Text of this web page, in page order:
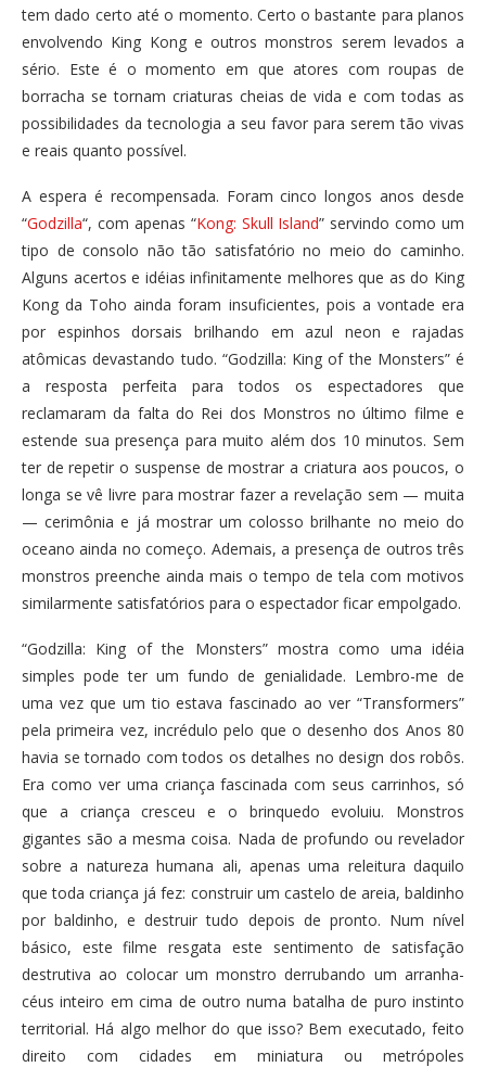
tem dado certo até o momento. Certo o bastante para planos
envolvendo King Kong e outros monstros serem levados a
sério. Este é o momento em que atores com roupas de
borracha se tornam criaturas cheias de vida e com todas as
possibilidades da tecnologia a seu favor para serem tão vivas
e reais quanto possível.
A espera é recompensada. Foram cinco longos anos desde
“Godzilla“, com apenas “Kong: Skull Island” servindo como um
tipo de consolo não tão satisfatório no meio do caminho.
Alguns acertos e idéias infinitamente melhores que as do King
Kong da Toho ainda foram insuficientes, pois a vontade era
por espinhos dorsais brilhando em azul neon e rajadas
atômicas devastando tudo. “Godzilla: King of the Monsters” é
a resposta perfeita para todos os espectadores que
reclamaram da falta do Rei dos Monstros no último filme e
estende sua presença para muito além dos 10 minutos. Sem
ter de repetir o suspense de mostrar a criatura aos poucos, o
longa se vê livre para mostrar fazer a revelação sem — muita
— cerimônia e já mostrar um colosso brilhante no meio do
oceano ainda no começo. Ademais, a presença de outros três
monstros preenche ainda mais o tempo de tela com motivos
similarmente satisfatórios para o espectador ficar empolgado.
“Godzilla: King of the Monsters” mostra como uma idéia
simples pode ter um fundo de genialidade. Lembro-me de
uma vez que um tio estava fascinado ao ver “Transformers”
pela primeira vez, incrédulo pelo que o desenho dos Anos 80
havia se tornado com todos os detalhes no design dos robôs.
Era como ver uma criança fascinada com seus carrinhos, só
que a criança cresceu e o brinquedo evoluiu. Monstros
gigantes são a mesma coisa. Nada de profundo ou revelador
sobre a natureza humana ali, apenas uma releitura daquilo
que toda criança já fez: construir um castelo de areia, baldinho
por baldinho, e destruir tudo depois de pronto. Num nível
básico, este filme resgata este sentimento de satisfação
destrutiva ao colocar um monstro derrubando um arranha-
céus inteiro em cima de outro numa batalha de puro instinto
territorial. Há algo melhor do que isso? Bem executado, feito
direito com cidades em miniatura ou metrópoles